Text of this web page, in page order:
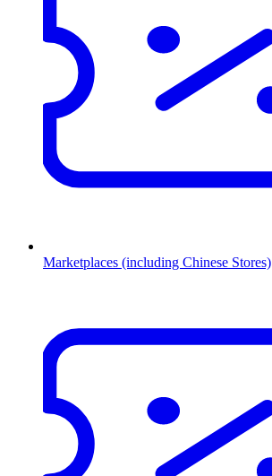
Marketplaces (including Chinese Stores)